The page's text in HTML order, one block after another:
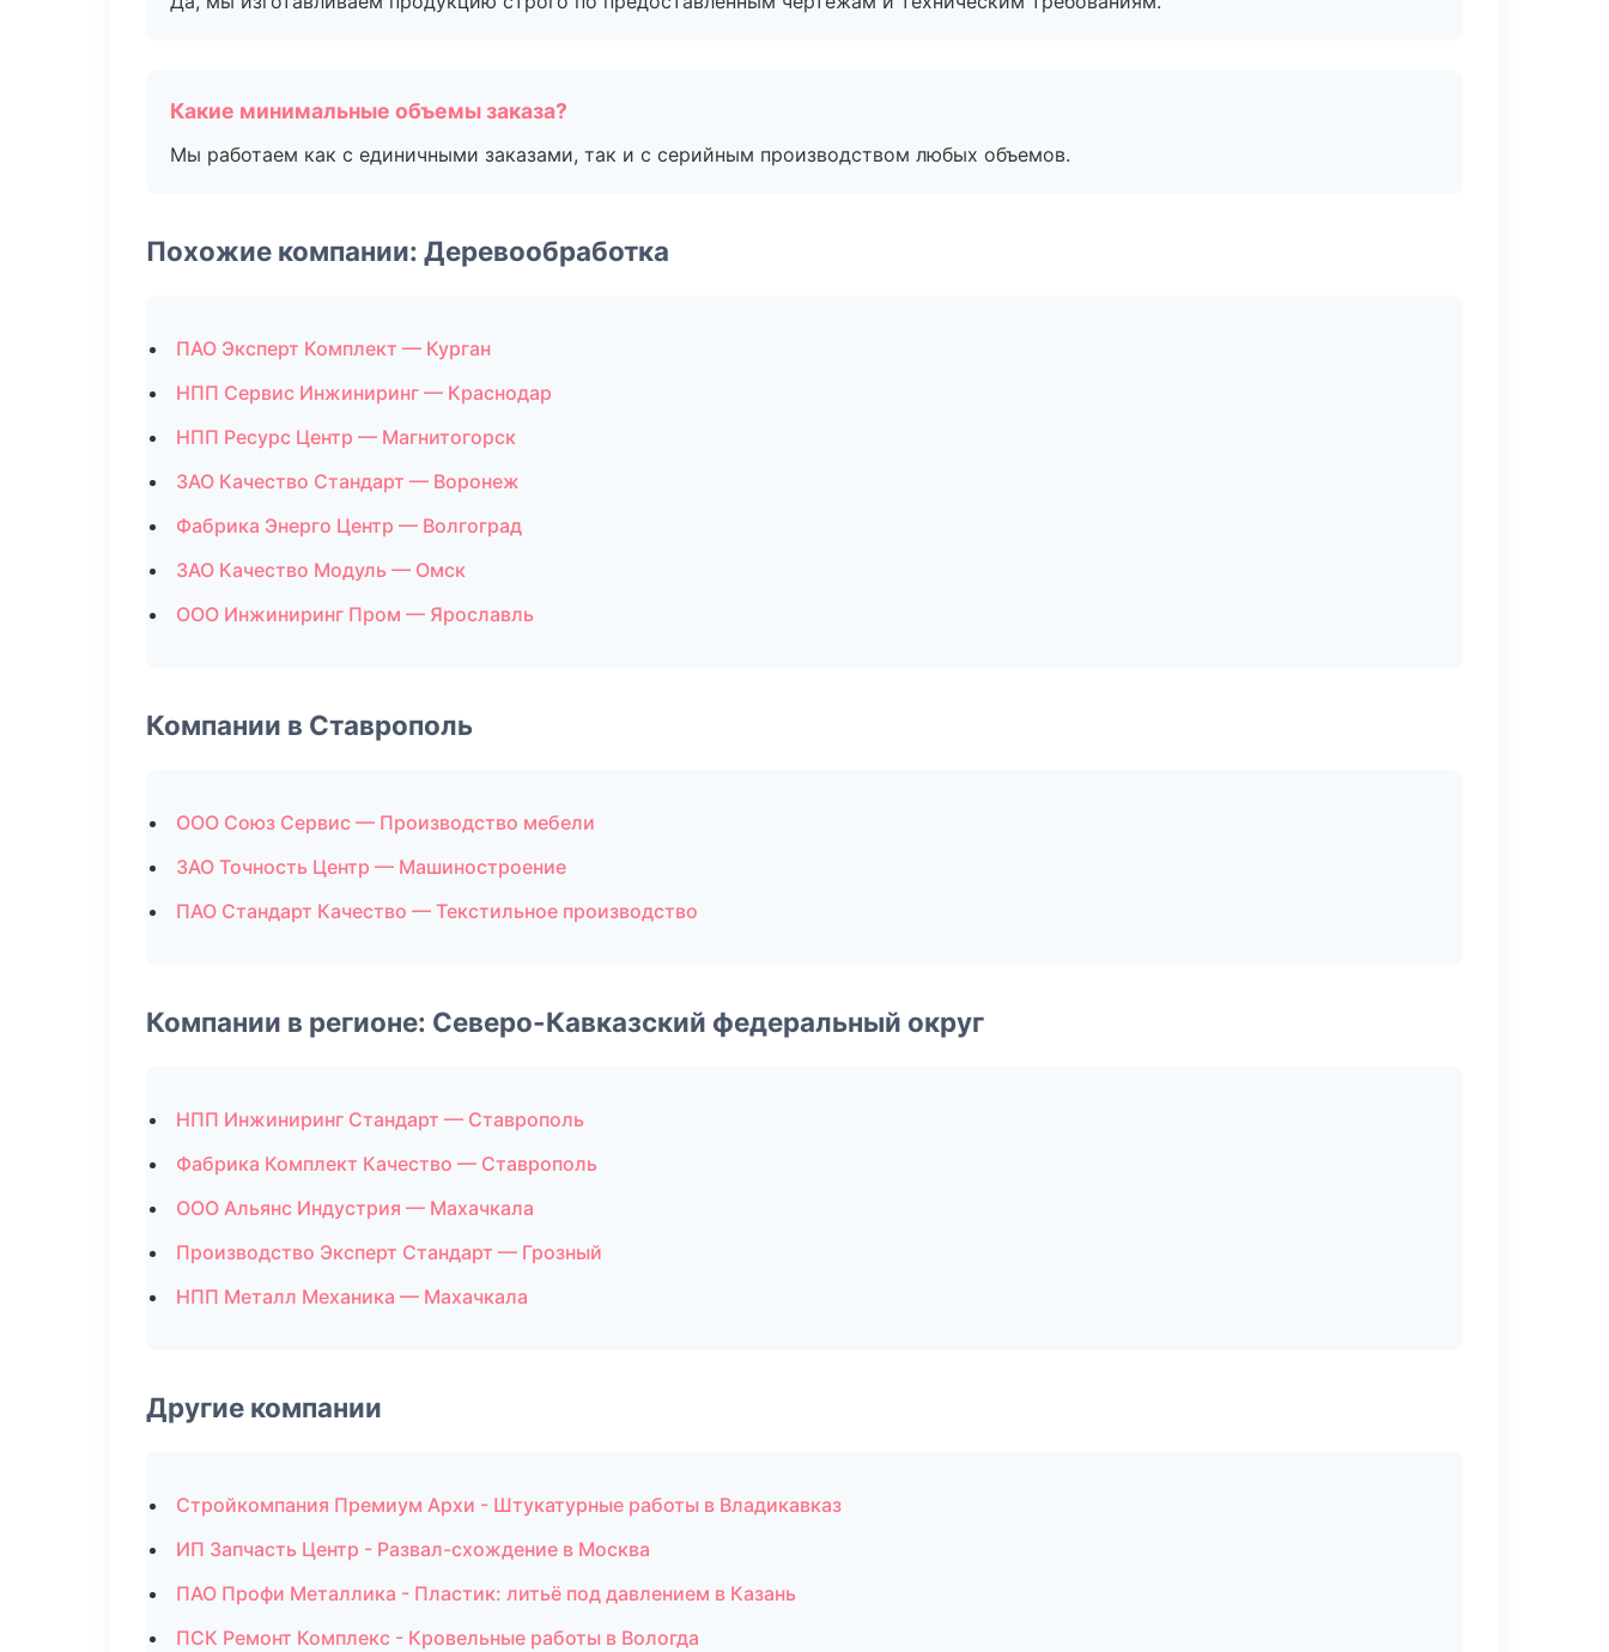
Какие минимальные объемы заказа?
Мы работаем как с единичными заказами, так и с серийным производством любых объемов.
Похожие компании: Деревообработка
ПАО Эксперт Комплект — Курган
НПП Сервис Инжиниринг — Краснодар
НПП Ресурс Центр — Магнитогорск
ЗАО Качество Стандарт — Воронеж
Фабрика Энерго Центр — Волгоград
ЗАО Качество Модуль — Омск
ООО Инжиниринг Пром — Ярославль
Компании в Ставрополь
ООО Союз Сервис — Производство мебели
ЗАО Точность Центр — Машиностроение
ПАО Стандарт Качество — Текстильное производство
Компании в регионе: Северо-Кавказский федеральный округ
НПП Инжиниринг Стандарт — Ставрополь
Фабрика Комплект Качество — Ставрополь
ООО Альянс Индустрия — Махачкала
Производство Эксперт Стандарт — Грозный
НПП Металл Механика — Махачкала
Другие компании
Стройкомпания Премиум Архи - Штукатурные работы в Владикавказ
ИП Запчасть Центр - Развал-схождение в Москва
ПАО Профи Металлика - Пластик: литьё под давлением в Казань
ПСК Ремонт Комплекс - Кровельные работы в Вологда